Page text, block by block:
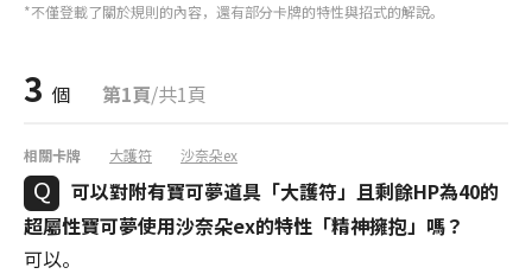
*不僅登載了關於規則的內容，還有部分卡牌的特性與招式的解說。
3 個 第1頁/共1頁
相關卡牌 大護符 沙奈朵ex
可以對附有寶可夢道具「大護符」且剩餘HP為40的
超屬性寶可夢使用沙奈朵ex的特性「精神擁抱」嗎？
可以。